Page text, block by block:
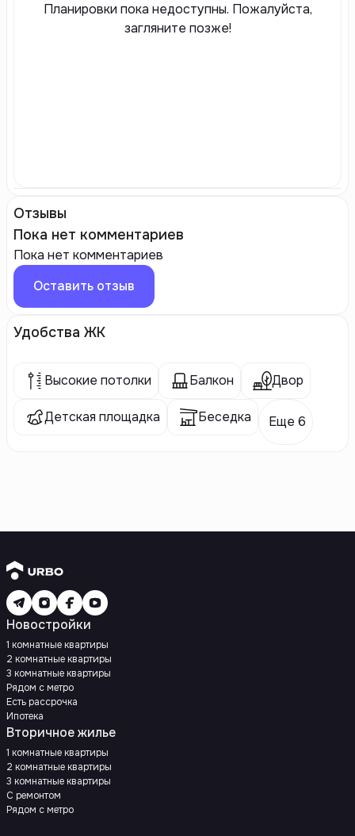
Планировки пока недоступны. Пожалуйста,
загляните позже!
Отзывы
Пока нет комментариев
Пока нет комментариев
Оставить отзыв
Удобства ЖК
Высокие потолки Балкон Двор
Детская площадка Беседка Еще 6
Новостройки
1 комнатные квартиры
2 комнатные квартиры
3 комнатные квартиры
Рядом с метро
Есть рассрочка
Ипотека
Вторичное жилье
1 комнатные квартиры
2 комнатные квартиры
3 комнатные квартиры
С ремонтом
Рядом с метро